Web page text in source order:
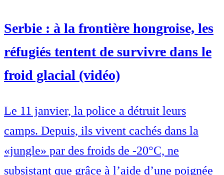
Serbie : à la frontière hongroise, les
réfugiés tentent de survivre dans le
froid glacial (vidéo)
Le 11 janvier, la police a détruit leurs
camps. Depuis, ils vivent cachés dans la
«jungle» par des froids de -20°C, ne
subsistant que grâce à l’aide d’une poignée